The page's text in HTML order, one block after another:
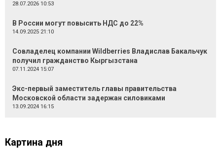
28.07.2026 10:53
В России могут повысить НДС до 22%
14.09.2025 21:10
Совладелец компании Wildberries Владислав Бакальчук
получил гражданство Кыргызстана
07.11.2024 15:07
Экс-первый заместитель главы правительства
Московской области задержан силовиками
13.09.2024 16:15
Картина дня